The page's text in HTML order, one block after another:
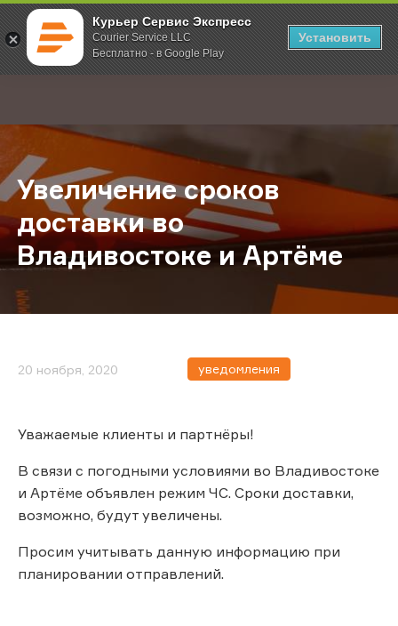
Курьер Сервис Экспресс
Courier Service LLC
Бесплатно - в Google Play
Установить
; Главная О компании Новости Увеличение сроков доставки во
Увеличение сроков
доставки во
Владивостоке и Артёме
20 ноября, 2020 уведомления
Уважаемые клиенты и партнёры!
В связи с погодными условиями во Владивостоке
и Артёме объявлен режим ЧС. Сроки доставки,
возможно, будут увеличены.
Просим учитывать данную информацию при
планировании отправлений.